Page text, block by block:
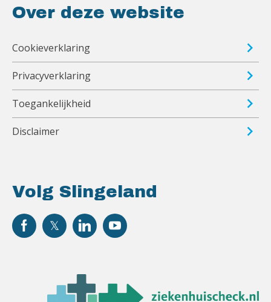
Volg Slingeland
Over deze website
Cookieverklaring
Privacyverklaring
Toegankelijkheid
Disclaimer